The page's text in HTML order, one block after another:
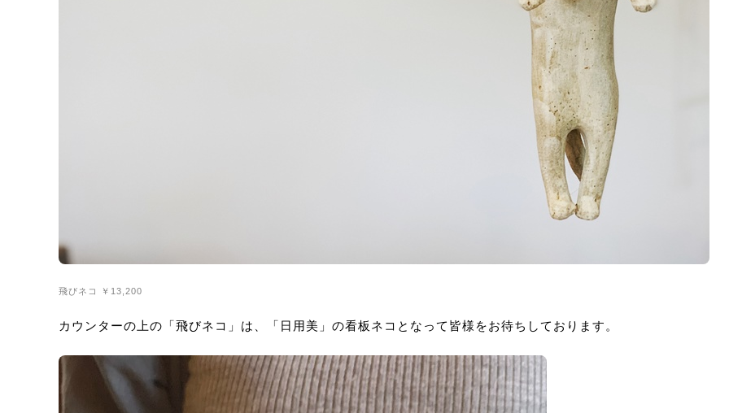
飛びネコ ￥13,200
カウンターの上の「飛びネコ」は、「日用美」の看板ネコとなって皆様をお待ちしております。